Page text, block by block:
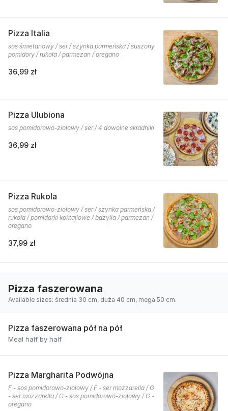
Pizza Italia
sos śmietanowy / ser / szynka parmeńska / suszony
pomidory / rukoła / parmezan / oregano
36,99 zł
Pizza Ulubiona
sos pomidorowo-ziołowy / ser / 4 dowolne składniki
36,99 zł
Pizza Rukola
sos pomidorowo-ziołowy / ser / szynka parmeńska /
rukoła / pomidorki koktajlowe / bazylia / parmezan /
oregano
37,99 zł
Pizza faszerowana
Available sizes: średnia 30 cm, duża 40 cm, mega 50 cm.
Pizza faszerowana pół na pół
Meal half by half
Pizza Margharita Podwójna
F - sos pomidorowo-ziołowy / F - ser mozzarella / G
- ser mozzarella / G - sos pomidorowo-ziołowy / G -
oregano